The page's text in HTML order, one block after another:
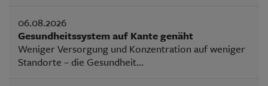
06.08.2026
Gesundheitssystem auf Kante genäht
Weniger Versorgung und Konzentration auf weniger
Standorte – die Gesundheit...